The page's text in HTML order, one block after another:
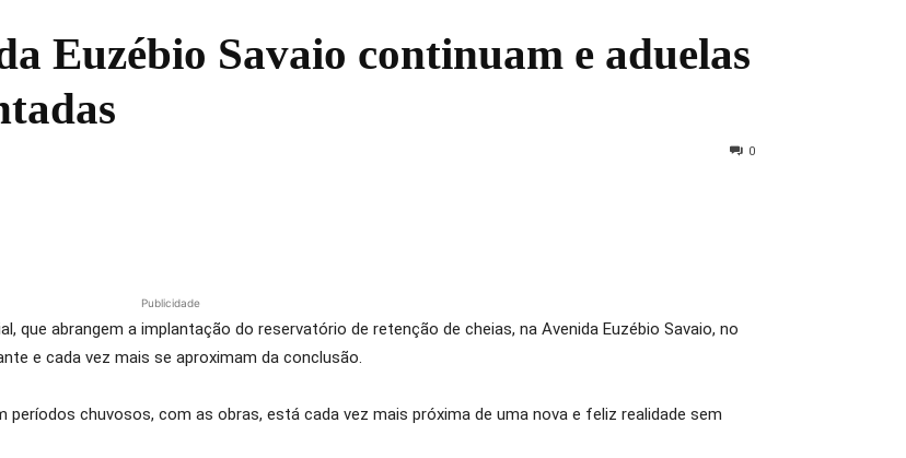
Euzébio Savaio continuam e aduelas
0
Publicidade
que abrangem a implantação do reservatório de retenção de cheias, na Avenida Euzébio Savaio, no
e cada vez mais se aproximam da conclusão.
períodos chuvosos, com as obras, está cada vez mais próxima de uma nova e feliz realidade sem